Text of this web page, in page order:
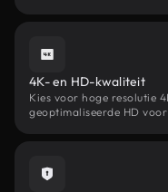
4K- en HD-kwaliteit
Kies voor hoge resolutie
geoptimaliseerde HD